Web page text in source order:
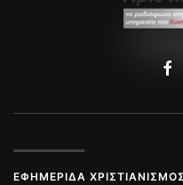
ΕΦΗΜΕΡΊΔΑ ΧΡΙΣΤΙΑΝΙΣΜΌΣ